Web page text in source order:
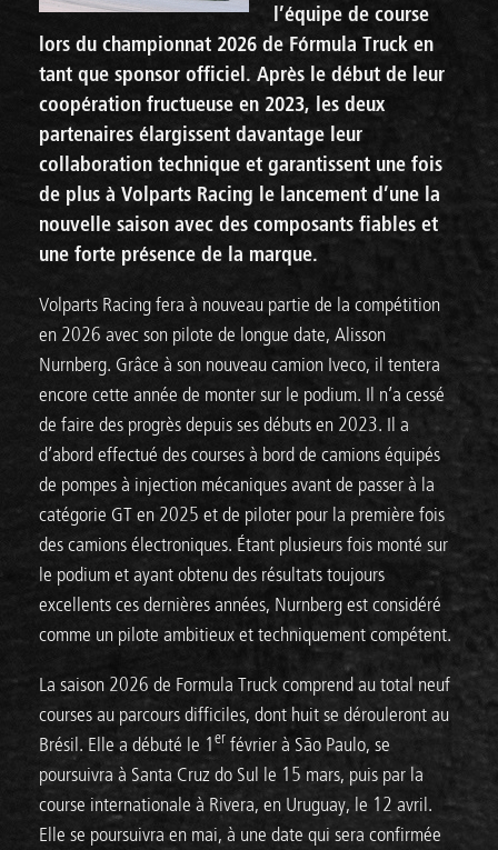
l’équipe de course
lors du championnat 2026 de Fórmula Truck en
tant que sponsor officiel. Après le début de leur
coopération fructueuse en 2023, les deux
partenaires élargissent davantage leur
collaboration technique et garantissent une fois
de plus à Volparts Racing le lancement d’une la
nouvelle saison avec des composants fiables et
une forte présence de la marque.
Volparts Racing fera à nouveau partie de la compétition
en 2026 avec son pilote de longue date, Alisson
Nurnberg. Grâce à son nouveau camion Iveco, il tentera
encore cette année de monter sur le podium. Il n’a cessé
de faire des progrès depuis ses débuts en 2023. Il a
d’abord effectué des courses à bord de camions équipés
de pompes à injection mécaniques avant de passer à la
catégorie GT en 2025 et de piloter pour la première fois
des camions électroniques. Étant plusieurs fois monté sur
le podium et ayant obtenu des résultats toujours
excellents ces dernières années, Nurnberg est considéré
comme un pilote ambitieux et techniquement compétent.
La saison 2026 de Formula Truck comprend au total neuf
courses au parcours difficiles, dont huit se dérouleront au
Brésil. Elle a débuté le 1er février à São Paulo, se
poursuivra à Santa Cruz do Sul le 15 mars, puis par la
course internationale à Rivera, en Uruguay, le 12 avril.
Elle se poursuivra en mai, à une date qui sera confirmée